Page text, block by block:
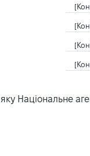
Національне